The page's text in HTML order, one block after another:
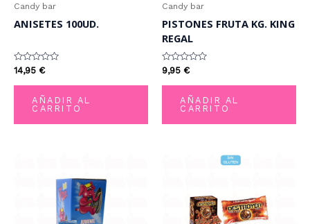
Candy bar
ANISETES 100UD.
Valorado
con
0
14,95 €
AÑADIR AL
CARRITO
Candy bar
PISTONES FRUTA KG. KING
REGAL
Valorado
con
0
9,95 €
AÑADIR AL
CARRITO